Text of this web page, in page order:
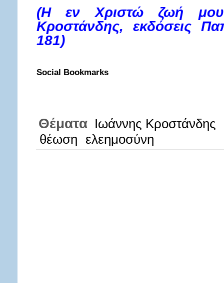
(Η εν Χριστώ ζωή
Κροστάνδης, εκδόσεις
181)
Social Bookmarks
Θέματα Ιωάννης Κροστάνδης
θέωση ελεημοσύνη